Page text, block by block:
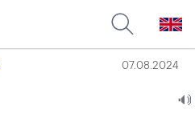
07.08.2024